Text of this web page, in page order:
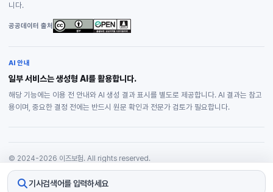
기사검색어를 입력하세요
니다.
공공데이터 출처
AI 안내
일부 서비스는 생성형 AI를 활용합니다.
해당 기능에는 이용 전 안내와 AI 생성 결과 표시를 별도로 제공합니다. AI 결과는 참고
용이며, 중요한 결정 전에는 반드시 원문 확인과 전문가 검토가 필요합니다.
© 2024-2026 이즈보험. All rights reserved.
개인정보처리방침